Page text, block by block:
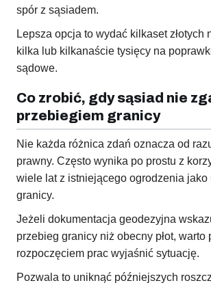
spór z sąsiadem.
Lepsza opcja to wydać kilkaset złotych
kilka lub kilkanaście tysięcy na
sądowe.
Co zrobić, gdy sąsiad nie
przebiegiem granicy
Nie każda różnica zdań oznacza od
prawny. Często wynika po prostu z
wiele lat z istniejącego ogrodzenia jako
granicy.
Jeżeli dokumentacja geodezyjna
przebieg granicy niż obecny płot, warto
rozpoczęciem prac wyjaśnić sytuację.
Pozwala to uniknąć późniejszych